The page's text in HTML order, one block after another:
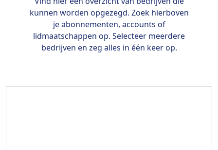
kunnen worden opgezegd. Zoek hierboven
je abonnementen, accounts of
lidmaatschappen op. Selecteer meerdere
bedrijven en zeg alles in één keer op.